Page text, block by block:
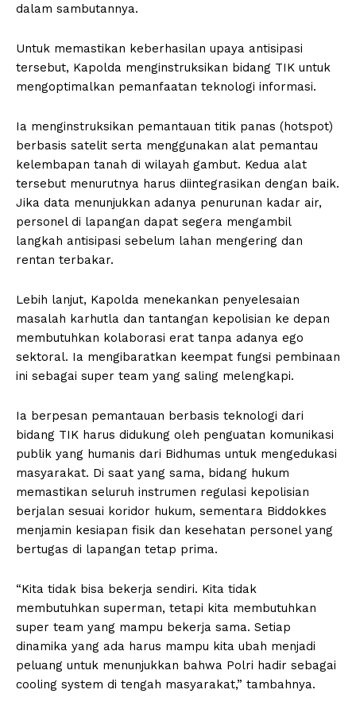
dalam sambutannya.
Untuk memastikan keberhasilan upaya antisipasi
tersebut, Kapolda menginstruksikan bidang TIK untuk
mengoptimalkan pemanfaatan teknologi informasi.
Ia menginstruksikan pemantauan titik panas (hotspot)
berbasis satelit serta menggunakan alat pemantau
kelembapan tanah di wilayah gambut. Kedua alat
tersebut menurutnya harus diintegrasikan dengan baik.
Jika data menunjukkan adanya penurunan kadar air,
personel di lapangan dapat segera mengambil
langkah antisipasi sebelum lahan mengering dan
rentan terbakar.
Lebih lanjut, Kapolda menekankan penyelesaian
masalah karhutla dan tantangan kepolisian ke depan
membutuhkan kolaborasi erat tanpa adanya ego
sektoral. Ia mengibaratkan keempat fungsi pembinaan
ini sebagai super team yang saling melengkapi.
Ia berpesan pemantauan berbasis teknologi dari
bidang TIK harus didukung oleh penguatan komunikasi
publik yang humanis dari Bidhumas untuk mengedukasi
masyarakat. Di saat yang sama, bidang hukum
memastikan seluruh instrumen regulasi kepolisian
berjalan sesuai koridor hukum, sementara Biddokkes
menjamin kesiapan fisik dan kesehatan personel yang
bertugas di lapangan tetap prima.
“Kita tidak bisa bekerja sendiri. Kita tidak
membutuhkan superman, tetapi kita membutuhkan
super team yang mampu bekerja sama. Setiap
dinamika yang ada harus mampu kita ubah menjadi
peluang untuk menunjukkan bahwa Polri hadir sebagai
cooling system di tengah masyarakat,” tambahnya.